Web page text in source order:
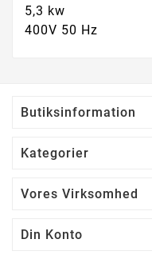
5,3 kw
400V 50 Hz
Butiksinformation
Kategorier
Vores Virksomhed
Din Konto